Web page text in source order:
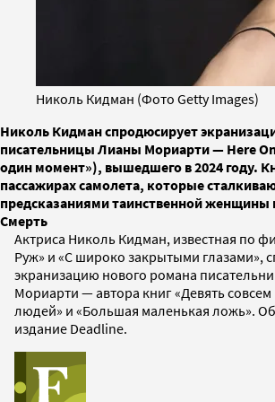
Николь Кидман (Фото Getty Images)
Николь Кидман спродюсирует
писательницы Лианы Мориарти — Here
один момент»), вышедшего в 2024 году.
пассажирах самолета, которые
предсказаниями таинственной
Смерть
Актриса Николь Кидман, известная по
Руж» и «С широко закрытыми глазами»,
экранизацию нового романа
Мориарти — автора книг «Девять
людей» и «Большая маленькая ложь».
издание Deadline.